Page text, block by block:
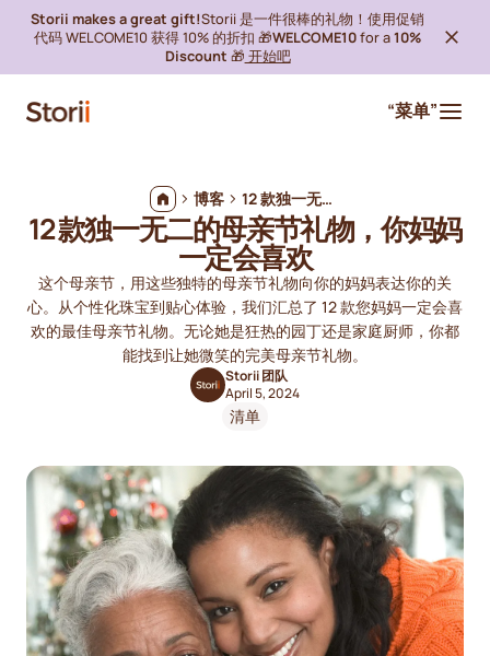
Storii makes a great gift!Storii 是一件很棒的礼物！使用促销
代码 WELCOME10 获得 10% 的折扣 🎁WELCOME10for a10%
Discount 🎁 开始吧
“菜单”
博客 12 款独一无二的母亲节礼物，你妈妈一定会喜欢
12 款独一无二的母亲节礼物，你妈妈
一定会喜欢
这个母亲节，用这些独特的母亲节礼物向你的妈妈表达你的关
心。从个性化珠宝到贴心体验，我们汇总了 12 款您妈妈一定会喜
欢的最佳母亲节礼物。无论她是狂热的园丁还是家庭厨师，你都
能找到让她微笑的完美母亲节礼物。
Storii 团队
April 5, 2024
清单